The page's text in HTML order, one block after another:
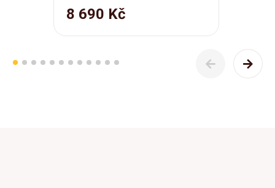
8 690 Kč